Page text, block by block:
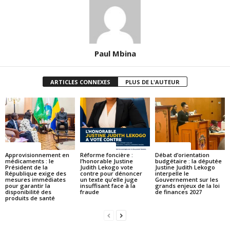
Paul Mbina
ARTICLES CONNEXES PLUS DE L'AUTEUR
Approvisionnement en
médicaments : le
Président de la
République exige des
mesures immédiates
pour garantir la
disponibilité des
produits de santé
Réforme foncière :
l’honorable Justine
Judith Lekogo vote
contre pour dénoncer
un texte qu’elle juge
insuffisant face à la
fraude
Débat d’orientation
budgétaire : la députée
Justine Judith Lekogo
interpelle le
Gouvernement sur les
grands enjeux de la loi
de finances 2027